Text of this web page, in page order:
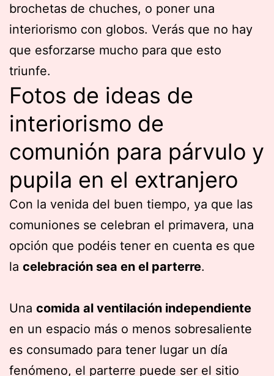
brochetas de chuches, o poner una
interiorismo con globos. Verás que no hay
que esforzarse mucho para que esto
triunfe.
Fotos de ideas de
interiorismo de
comunión para párvulo y
pupila en el extranjero
Con la venida del buen tiempo, ya que las
comuniones se celebran el primavera, una
opción que podéis tener en cuenta es que
la celebración sea en el parterre.
Una comida al ventilación independiente
en un espacio más o menos sobresaliente
es consumado para tener lugar un día
fenómeno, el parterre puede ser el sitio